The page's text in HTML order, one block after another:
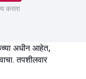
करता
अधीन आहेत,
तपशीलवार